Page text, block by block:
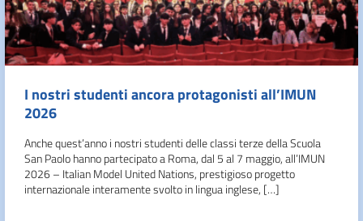
I nostri studenti ancora protagonisti all’IMUN
2026
Anche quest’anno i nostri studenti delle classi terze della Scuola
San Paolo hanno partecipato a Roma, dal 5 al 7 maggio, all’IMUN
2026 – Italian Model United Nations, prestigioso progetto
internazionale interamente svolto in lingua inglese, […]